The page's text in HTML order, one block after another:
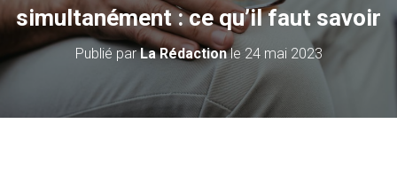
simultanément : ce qu’il faut savoir
Publié parLa Rédactionle 24 mai 2023